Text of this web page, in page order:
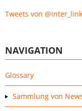
Tweets von
NAVIGATION
Glossary
Sammlung von